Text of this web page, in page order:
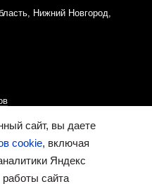
Нижний Новгород,
«cookies»-файлов
сайт, вы даете
cookie, включая
Яндекс
сайта